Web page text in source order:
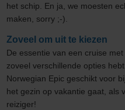
het schip. En ja, we moesten
maken, sorry ;-).
Zoveel om uit te kiezen
De essentie van een cruise
zoveel verschillende opties
Norwegian Epic geschikt voor
het gezin op vakantie gaat, als
reiziger!